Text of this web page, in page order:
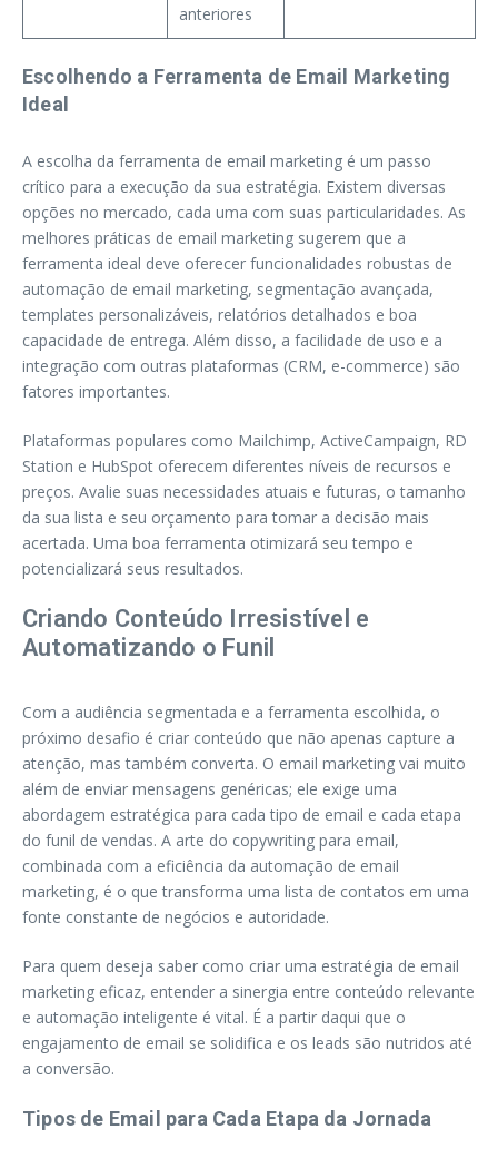
anteriores
Escolhendo a Ferramenta de Email Marketing
Ideal
A escolha da ferramenta de email marketing é um passo
crítico para a execução da sua estratégia. Existem diversas
opções no mercado, cada uma com suas particularidades. As
melhores práticas de email marketing sugerem que a
ferramenta ideal deve oferecer funcionalidades robustas de
automação de email marketing, segmentação avançada,
templates personalizáveis, relatórios detalhados e boa
capacidade de entrega. Além disso, a facilidade de uso e a
integração com outras plataformas (CRM, e-commerce) são
fatores importantes.
Plataformas populares como Mailchimp, ActiveCampaign, RD
Station e HubSpot oferecem diferentes níveis de recursos e
preços. Avalie suas necessidades atuais e futuras, o tamanho
da sua lista e seu orçamento para tomar a decisão mais
acertada. Uma boa ferramenta otimizará seu tempo e
potencializará seus resultados.
Criando Conteúdo Irresistível e
Automatizando o Funil
Com a audiência segmentada e a ferramenta escolhida, o
próximo desafio é criar conteúdo que não apenas capture a
atenção, mas também converta. O email marketing vai muito
além de enviar mensagens genéricas; ele exige uma
abordagem estratégica para cada tipo de email e cada etapa
do funil de vendas. A arte do copywriting para email,
combinada com a eficiência da automação de email
marketing, é o que transforma uma lista de contatos em uma
fonte constante de negócios e autoridade.
Para quem deseja saber como criar uma estratégia de email
marketing eficaz, entender a sinergia entre conteúdo relevante
e automação inteligente é vital. É a partir daqui que o
engajamento de email se solidifica e os leads são nutridos até
a conversão.
Tipos de Email para Cada Etapa da Jornada